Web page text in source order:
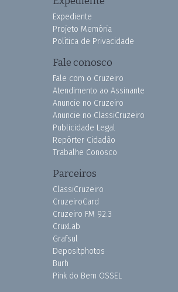
Expediente
Projeto Memória
Política de Privacidade
Fale conosco
Fale com o Cruzeiro
Atendimento ao Assinante
Anuncie no Cruzeiro
Anuncie no ClassiCruzeiro
Publicidade Legal
Repórter Cidadão
Trabalhe Conosco
Parceiros
ClassiCruzeiro
CruzeiroCard
Cruzeiro FM 92.3
CruxLab
Grafsul
Depositphotos
Burh
Pink do Bem OSSEL